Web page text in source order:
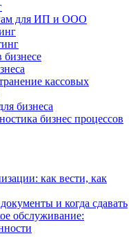
для ИП и ООО
бизнесе
кассовых
бизнеса
бизнес процессов
как вести, как
и когда сдавать
обслуживание: